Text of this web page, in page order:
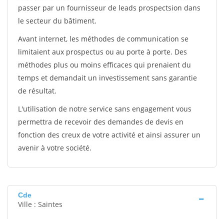
passer par un fournisseur de leads prospectsion dans
le secteur du bâtiment.
Avant internet, les méthodes de communication se
limitaient aux prospectus ou au porte à porte. Des
méthodes plus ou moins efficaces qui prenaient du
temps et demandait un investissement sans garantie
de résultat.
L'utilisation de notre service sans engagement vous
permettra de recevoir des demandes de devis en
fonction des creux de votre activité et ainsi assurer un
avenir à votre société.
Cde
Ville : Saintes